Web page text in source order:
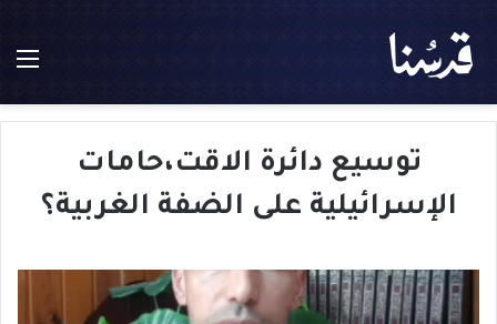
توسيع دائرة الاقت،حامات
الإسرائيلية على الضفة الغربية؟